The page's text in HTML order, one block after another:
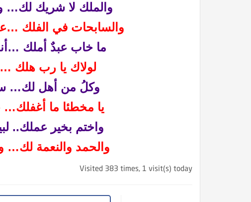
والملك لا شريك لك…
والسابحات في الفلك …
ما خاب عبدٌ أملك
لولاك يا رب هلك
وكلُ من أهل لك…
يا مخطئا ما أغفلك…
واختم بخير عملك..
والحمد والنعمة لك…
Visited 383 times, 1 visit(s) today